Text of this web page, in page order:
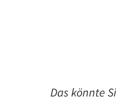
Das könnte